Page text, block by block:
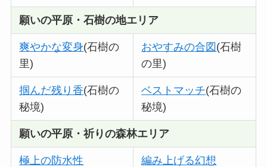
願いの平原・石樹の地エリア
爽やかな変身(石樹の
里)
おやすみの合図 (石樹
の里)
掴んだ残り香(石樹の
秘境)
ベストマッチ(石樹の
秘境)
願いの平原・祈りの森林エリア
極上の防水性 編み上げる幻想